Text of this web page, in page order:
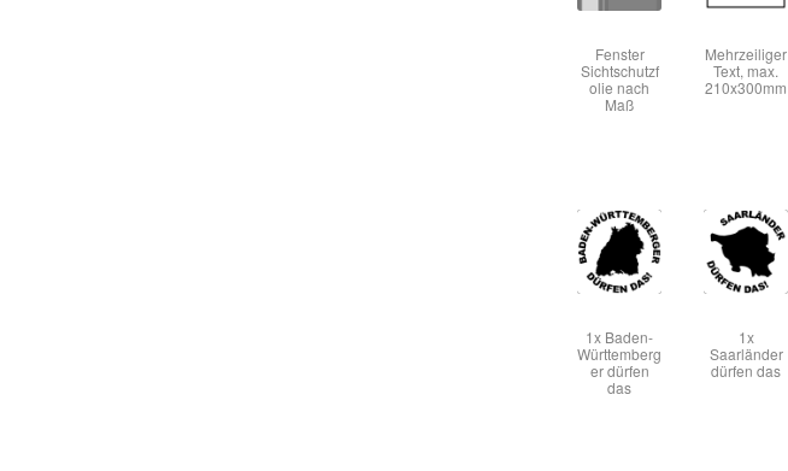
Fenster
Sichtschutzf
olie nach
Maß
Mehrzeiliger
Text, max.
210x300mm
1x Baden-
Württemberg
er dürfen
das
1x
Saarländer
dürfen das